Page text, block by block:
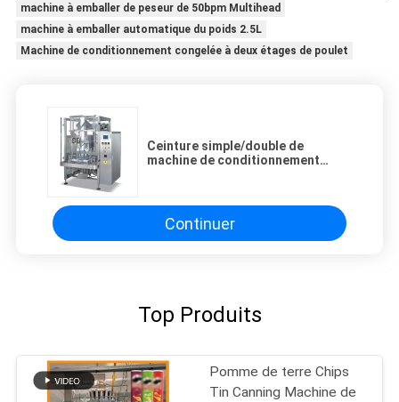
machine à emballer de peseur de 50bpm Multihead
machine à emballer automatique du poids 2.5L
Machine de conditionnement congelée à deux étages de poulet
Ceinture simple/double de
machine de conditionnement
Continuer
Top Produits
Pomme de terre Chips
Tin Canning Machine de